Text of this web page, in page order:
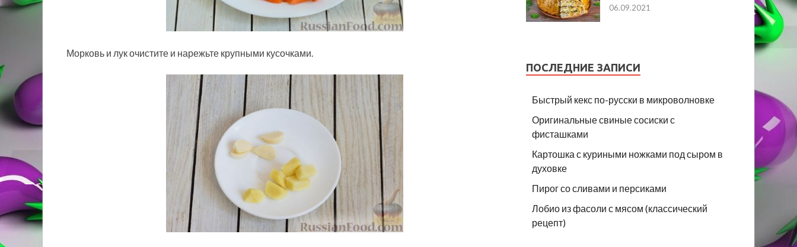
Морковь и лук очистите и нарежьте крупными кусочками.
06.09.2021
ПОСЛЕДНИЕ ЗАПИСИ
Быстрый кекс по-русски в микроволновке
Оригинальные свиные сосиски с
фисташками
Картошка с куриными ножками под сыром в
духовке
Пирог со сливами и персиками
Лобио из фасоли с мясом (классический
рецепт)